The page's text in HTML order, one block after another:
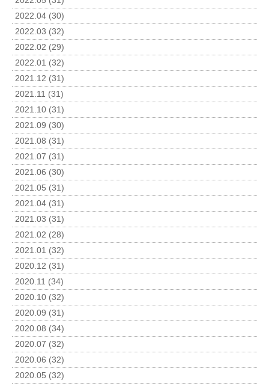
2022.04 (30)
2022.03 (32)
2022.02 (29)
2022.01 (32)
2021.12 (31)
2021.11 (31)
2021.10 (31)
2021.09 (30)
2021.08 (31)
2021.07 (31)
2021.06 (30)
2021.05 (31)
2021.04 (31)
2021.03 (31)
2021.02 (28)
2021.01 (32)
2020.12 (31)
2020.11 (34)
2020.10 (32)
2020.09 (31)
2020.08 (34)
2020.07 (32)
2020.06 (32)
2020.05 (32)